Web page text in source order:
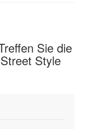
Sie die
Style